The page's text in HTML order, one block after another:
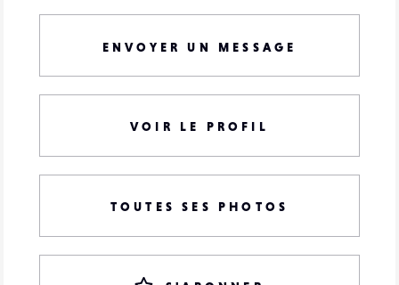
ENVOYER UN MESSAGE
VOIR LE PROFIL
TOUTES SES PHOTOS